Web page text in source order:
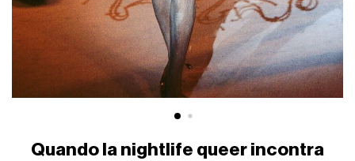
Quando la nightlife queer incontra